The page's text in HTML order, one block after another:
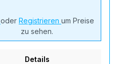
oder Registrieren um Preise
zu sehen.
Details